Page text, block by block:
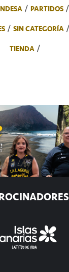
PARTIDOS
SIN CATEGORÍA
TIENDA